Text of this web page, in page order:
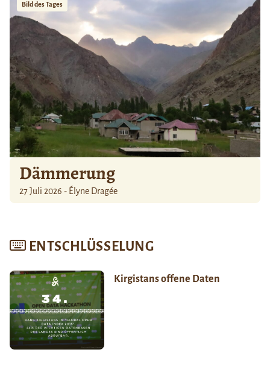
Bild des Tages
Dämmerung
27 Juli 2026 - Élyne Dragée
ENTSCHLÜSSELUNG
Kirgistans offene Daten